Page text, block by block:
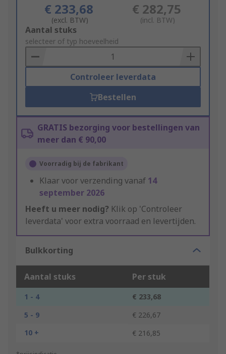
€ 233,68
(excl. BTW)
€ 282,75
(incl. BTW)
Add
to
Basket
Aantal stuks
selecteer of typ hoeveelheid
Controleer leverdata
Bestellen
GRATIS bezorging voor bestellingen van
meer dan € 90,00
Voorradig bij de fabrikant
Klaar voor verzending vanaf 14
september 2026
Heeft u meer nodig? Klik op 'Controleer
leverdata' voor extra voorraad en levertijden.
Bulkkorting
Aantal stuks Per stuk
1 - 4
€ 233,68
5 - 9
€ 226,67
10 +
€ 216,85